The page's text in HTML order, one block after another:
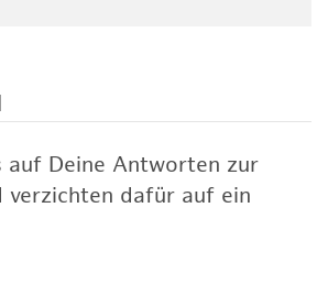
auf Deine Antworten zur
verzichten dafür auf ein